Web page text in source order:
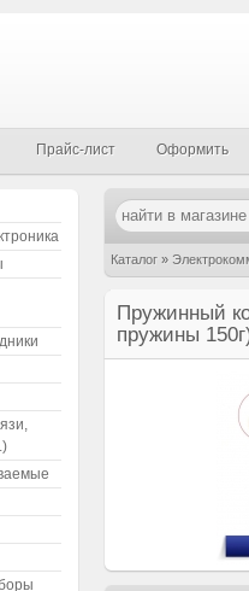
Прайс-лист Оформить
Каталог »
Пружинный
пружины